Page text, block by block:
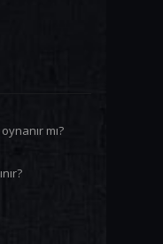
mı?